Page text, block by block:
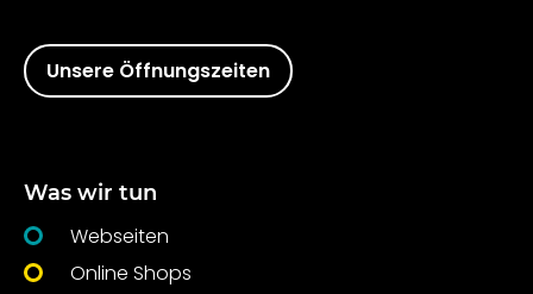
Unsere Öffnungszeiten
Was wir tun
Webseiten
Online Shops